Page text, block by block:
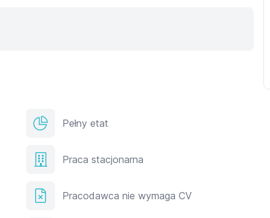
Pełny etat
Praca stacjonarna
Pracodawca nie wymaga CV